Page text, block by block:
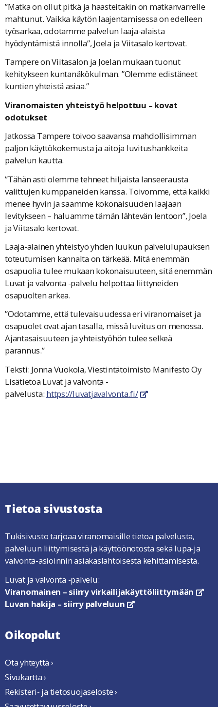
”Matka on ollut pitkä ja haasteitakin on matkanvarrelle
mahtunut. Vaikka käytön laajentamisessa on edelleen
työsarkaa, odotamme palvelun laaja-alaista
hyödyntämistä innolla”, Joela ja Viitasalo kertovat.
Tampere on Viitasalon ja Joelan mukaan tuonut
kehitykseen kuntanäkökulman. ”Olemme edistäneet
kuntien yhteistä asiaa.”
Viranomaisten yhteistyö helpottuu – kovat
odotukset
Jatkossa Tampere toivoo saavansa mahdollisimman
paljon käyttökokemusta ja aitoja luvitushankkeita
palvelun kautta.
”Tähän asti olemme tehneet hiljaista lanseerausta
valittujen kumppaneiden kanssa. Toivomme, että kaikki
menee hyvin ja saamme kokonaisuuden laajaan
levitykseen – haluamme tämän lähtevän lentoon”, Joela
ja Viitasalo kertovat.
Laaja-alainen yhteistyö yhden luukun palvelulupauksen
toteutumisen kannalta on tärkeää. Mitä enemmän
osapuolia tulee mukaan kokonaisuuteen, sitä enemmän
Luvat ja valvonta -palvelu helpottaa liittyneiden
osapuolten arkea.
”Odotamme, että tulevaisuudessa eri viranomaiset ja
osapuolet ovat ajan tasalla, missä luvitus on menossa.
Ajantasaisuuteen ja yhteistyöhön tulee selkeä
parannus.”
Teksti: Jonna Vuokola, Viestintätoimisto Manifesto Oy
Lisätietoa Luvat ja valvonta -
palvelusta: https://luvatjavalvonta.fi/ linkki avautuu uuteen
Tietoa sivustosta
Tukisivusto tarjoaa viranomaisille tietoa palvelusta,
palveluun liittymisestä ja käyttöönotosta sekä lupa-ja
valvonta-asioinnin asiakaslähtöisestä kehittämisestä.
Luvat ja valvonta -palvelu:
Viranomainen – siirry virkailijakäyttöliittymään
Luvan hakija – siirry palveluun linkki avautuu uuteen
Oikopolut
Ota yhteyttä ›
Sivukartta ›
Rekisteri- ja tietosuojaseloste ›